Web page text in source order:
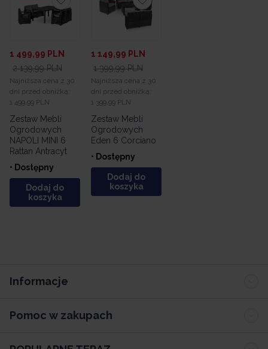
1 499,99 PLN
2 139,99 PLN
Najniższa cena z 30
dni przed obniżką:
1 499,99 PLN
Zestaw Mebli
Ogrodowych
NAPOLI MINI 6
Rattan Antracyt
• Dostępny
Dodaj do
koszyka
1 149,99 PLN
1 399,99 PLN
Najniższa cena z 30
dni przed obniżką:
1 399,99 PLN
Zestaw Mebli
Ogrodowych
Eden 6 Corciano
• Dostępny
Dodaj do
koszyka
Informacje
Pomoc w zakupach